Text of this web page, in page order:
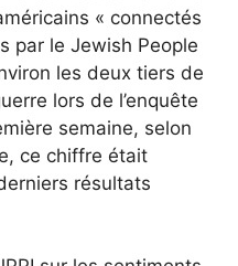
« connectés
par le Jewish People
les deux tiers de
lors de l’enquête
semaine, selon
ce chiffre était
résultats